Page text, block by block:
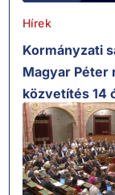
Hírek
Kormányzati
Magyar Péter
közvetítés 14